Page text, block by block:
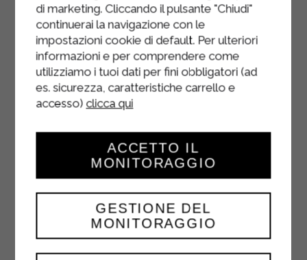
di marketing. Cliccando il pulsante "Chiudi"
continuerai la navigazione con le
impostazioni cookie di default. Per ulteriori
informazioni e per comprendere come
utilizziamo i tuoi dati per fini obbligatori (ad
es. sicurezza, caratteristiche carrello e
accesso) clicca qui
GESTIONE DEL
MONITORAGGIO
ACCETTO IL
MONITORAGGIO